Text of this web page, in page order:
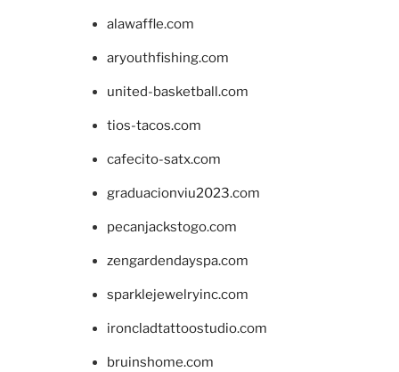
alawaffle.com
aryouthfishing.com
united-basketball.com
tios-tacos.com
cafecito-satx.com
graduacionviu2023.com
pecanjackstogo.com
zengardendayspa.com
sparklejewelryinc.com
ironcladtattoostudio.com
bruinshome.com